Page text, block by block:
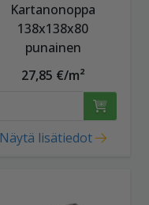
Kartanonoppa
138x138x80
punainen
27,85 €/m²
Näytä lisätiedot